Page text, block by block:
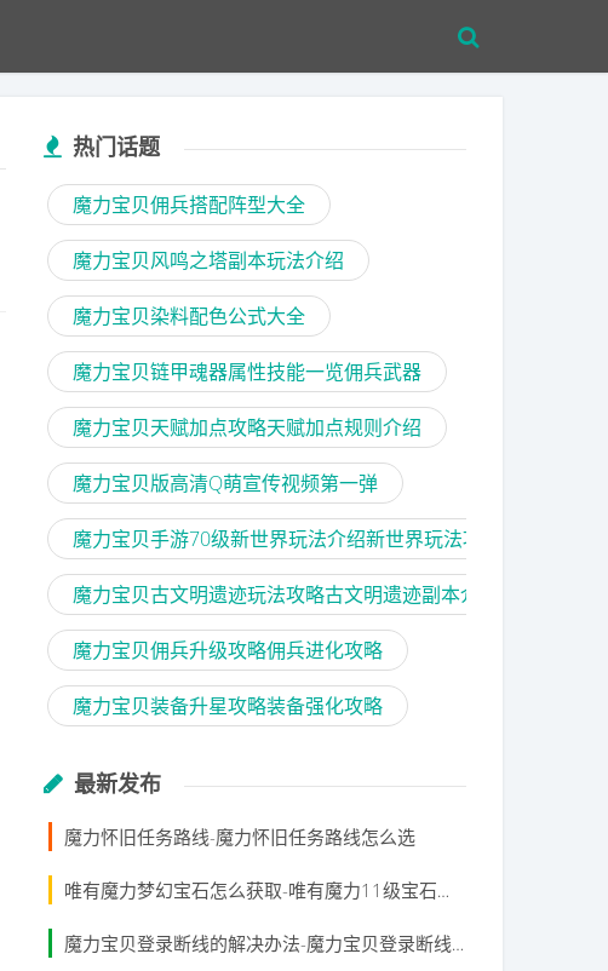
热门话题
魔力宝贝佣兵搭配阵型大全
魔力宝贝风鸣之塔副本玩法介绍
魔力宝贝染料配色公式大全
魔力宝贝链甲魂器属性技能一览佣兵武器
魔力宝贝天赋加点攻略天赋加点规则介绍
魔力宝贝版高清Q萌宣传视频第一弹
魔力宝贝手游70级新世界玩法介绍新世界玩法攻略
魔力宝贝古文明遗迹玩法攻略古文明遗迹副本介绍
魔力宝贝佣兵升级攻略佣兵进化攻略
魔力宝贝装备升星攻略装备强化攻略
最新发布
魔力怀旧任务路线-魔力怀旧任务路线怎么选
唯有魔力梦幻宝石怎么获取-唯有魔力11级宝石如何合成
魔力宝贝登录断线的解决办法-魔力宝贝登录断线的解决办法是什么